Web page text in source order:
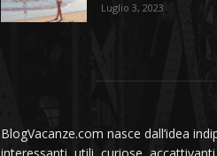
Luglio 3, 2023
BlogVacanze.com nasce dall’idea